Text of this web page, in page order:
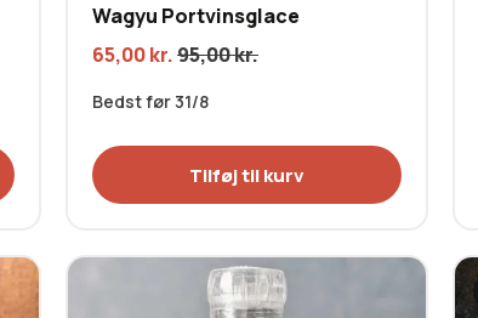
Wagyu Portvinsglace
65,00kr.95,00kr.
Bedst før 31/8
Tilføj til kurv